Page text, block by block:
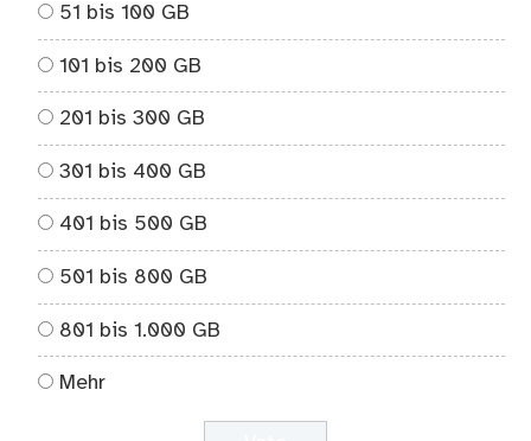
51 bis 100 GB
101 bis 200 GB
201 bis 300 GB
301 bis 400 GB
401 bis 500 GB
501 bis 800 GB
801 bis 1.000 GB
Mehr